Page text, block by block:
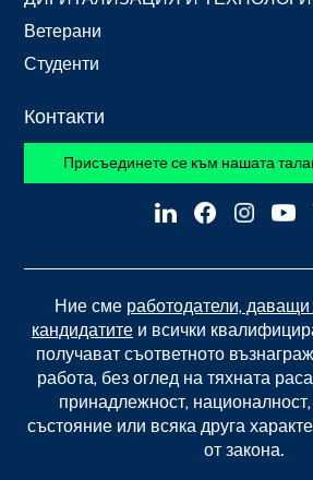
Ветерани
Студенти
Контакти
Присъединете се към нашата
Ние сме работодатели,
кандидатите и всички
получават съответното
работа, без оглед на тяхната
принадлежност,
състояние или всяка друга
от закона.